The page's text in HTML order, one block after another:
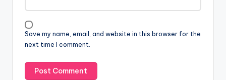
Save my name, email, and website in this browser for the
next time I comment.